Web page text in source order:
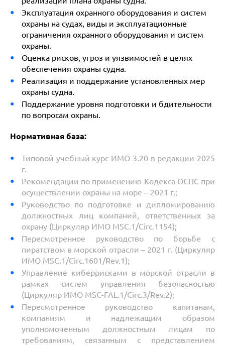
Эксплуатация охранного оборудования и систем
охраны на судах, виды и эксплуатационные
ограничения охранного оборудования и систем
охраны.
Оценка рисков, угроз и уязвимостей в целях
обеспечения охраны судна.
Реализация и поддержание установленных мер
охраны судна.
Поддержание уровня подготовки и бдительности
по вопросам охраны.
Нормативная база:
Типовой учебный курс ИМО 3.20 в редакции 2025
г.
Рекомендации по применению Кодекса ОСПС при
осуществлении охраны на море – 2021 г.;
Руководство по подготовке и дипломированию
должностных лиц компаний, ответственных за
охрану (Циркуляр ИМО MSC.1/Circ.1154);
Пересмотренное руководство по борьбе с
пиратством в морской отрасли – 2021 г. (Циркуляр
ИМО MSC.1/Circ.1601/Rev.1);
Управление киберрисками в морской отрасли в
рамках систем управления безопасностью
(Циркуляр ИМО MSC-FAL.1/Circ.3/Rev.2);
Пересмотренное руководство капитанам,
компаниям и надлежащим образом
уполномоченным должностным лицам по
требованиям, связанным с представлением